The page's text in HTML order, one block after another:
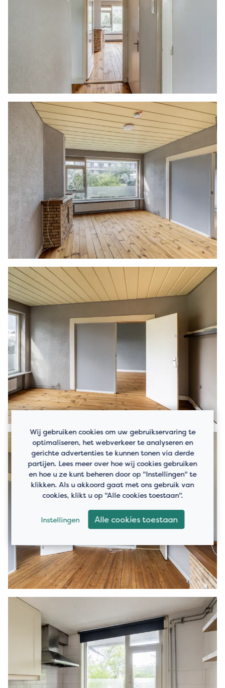
Wij gebruiken cookies om uw gebruikservaring te
optimaliseren, het webverkeer te analyseren en
gerichte advertenties te kunnen tonen via derde
partijen. Lees meer over hoe wij cookies gebruiken
en hoe u ze kunt beheren door op "Instellingen" te
klikken. Als u akkoord gaat met ons gebruik van
cookies, klikt u op "Alle cookies toestaan".
Instellingen Alle cookies toestaan